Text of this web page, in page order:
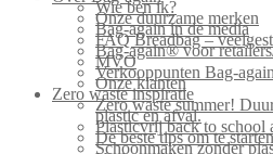
Wie ben ik?
Onze duurzame merken
Bag-again in de media
FAQ Breadbag –
Bag-again® voor
MVO
Verkooppunten Bag-again
Onze klanten
Zero waste inspiratie
Zero waste summer!
plastic en afval.
Plasticvrij back to school
De beste tips om te
Schoonmaken zonder